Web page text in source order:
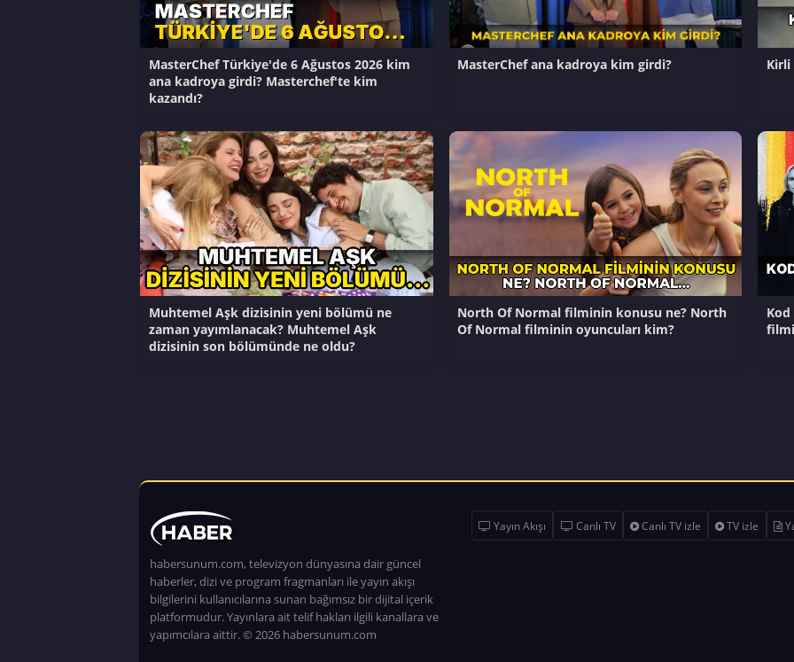
MasterChef Türkiye'de 6 Ağustos 2026 kim
ana kadroya girdi? Masterchef'te kim
kazandı?
MasterChef ana kadroya kim girdi? Kirli
Muhtemel Aşk dizisinin yeni bölümü ne
zaman yayımlanacak? Muhtemel Aşk
dizisinin son bölümünde ne oldu?
North Of Normal filminin konusu ne? North
Of Normal filminin oyuncuları kim?
habersunum.com, televizyon dünyasına dair güncel
haberler, dizi ve program fragmanları ile yayın akışı
bilgilerini kullanıcılarına sunan bağımsız bir dijital içerik
platformudur. Yayınlara ait telif hakları ilgili kanallara ve
yapımcılara aittir. © 2026 habersunum.com
Yayın Akışı Canlı TV Canlı TV izle TV izle